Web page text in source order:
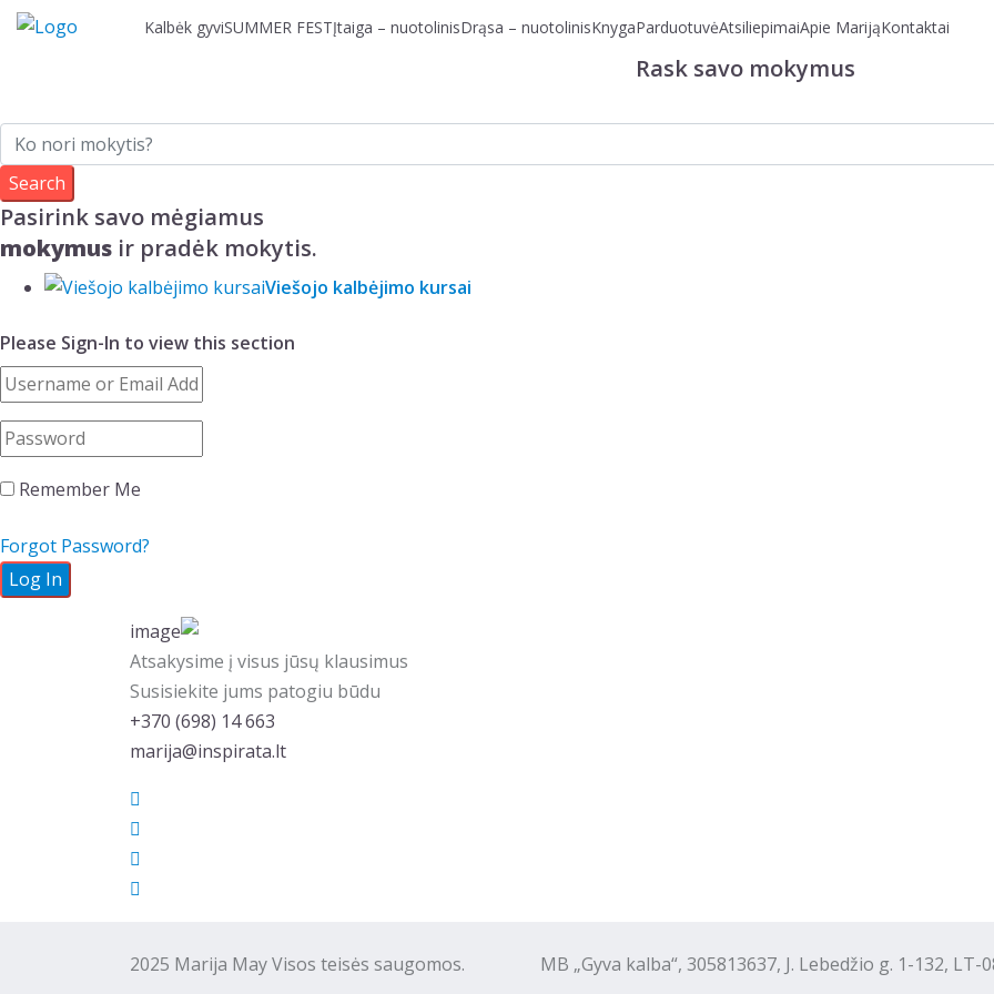
Skip
Kalbėk gyviSUMMER FESTĮtaiga – nuotolinisDrąsa – nuotolinisKnygaParduotuvėAtsiliepimaiApie MarijąKontaktai
Rask savo mokymus
Pasirink savo mėgiamus
mokymus ir pradėk mokytis.
Viešojo kalbėjimo kursai
Please Sign-In to view this section
Remember Me
Forgot Password?
Atsakysime į visus jūsų klausimus
Susisiekite jums patogiu būdu
‭+370 (698) 14 663
marija@inspirata.lt
2025 Marija May Visos teisės saugomos. MB „Gyva kalba“, 305813637, J. Lebedžio g. 1-132, LT-